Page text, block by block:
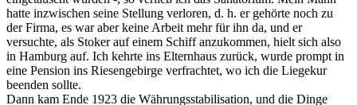
hatte inzwischen seine Stellung verloren, d. h. er gehörte noch zu
der Firma, es war aber keine Arbeit mehr für ihn da, und er
versuchte, als Stoker auf einem Schiff anzukommen, hielt sich also
in Hamburg auf. Ich kehrte ins Elternhaus zurück, wurde prompt in
eine Pension ins Riesengebirge verfrachtet, wo ich die Liegekur
beenden sollte.
Dann kam Ende 1923 die Währungsstabilisation, und die Dinge